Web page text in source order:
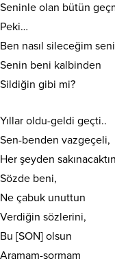
Seninle olan bütün
Peki…
Ben nasıl sileceğim
Senin beni kalbinden
Sildiğin gibi mi?
Yıllar oldu-geldi geçti..
Sen-benden vazgeçeli,
Her şeyden sakınacaktın
Sözde beni,
Ne çabuk unuttun
Verdiğin sözlerini,
Bu [SON] olsun
Aramam-sormam